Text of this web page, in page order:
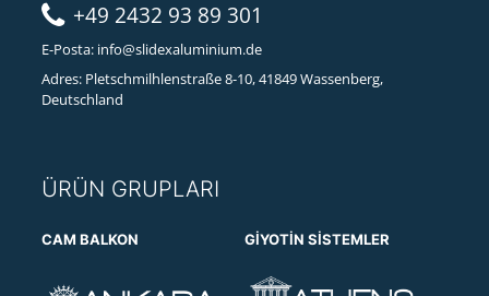
+49 2432 93 89 301
E-Posta: info@slidexaluminium.de
Adres: Pletschmilhlenstraße 8-10, 41849 Wassenberg,
Deutschland
ÜRÜN GRUPLARI
CAM BALKON GIYOTIN SISTEMLER